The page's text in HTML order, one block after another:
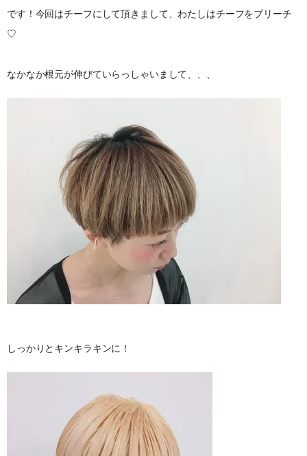
です！今回はチーフにして頂きまして、わたしはチーフをブリーチ
♡
なかなか根元が伸びていらっしゃいまして、、、
しっかりとキンキラキンに！